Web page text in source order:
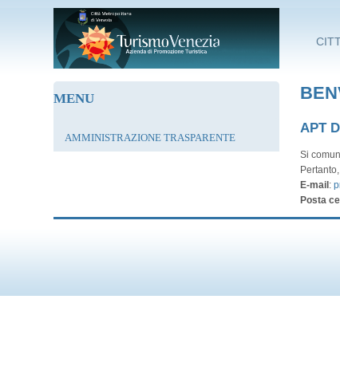
Salta al contenuto principale
MENU
AMMINISTRAZIONE TRASPARENTE
APT
Si
E-mail:
Posta